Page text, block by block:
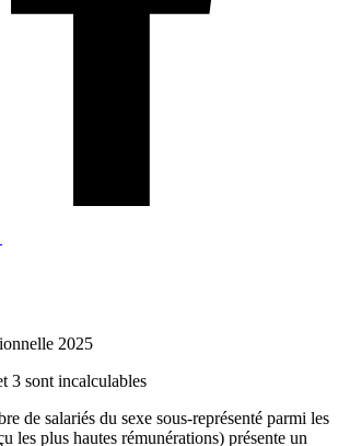
2025
3 sont incalculables
de salariés du sexe sous-représenté parmi les
les plus hautes rémunérations) présente un